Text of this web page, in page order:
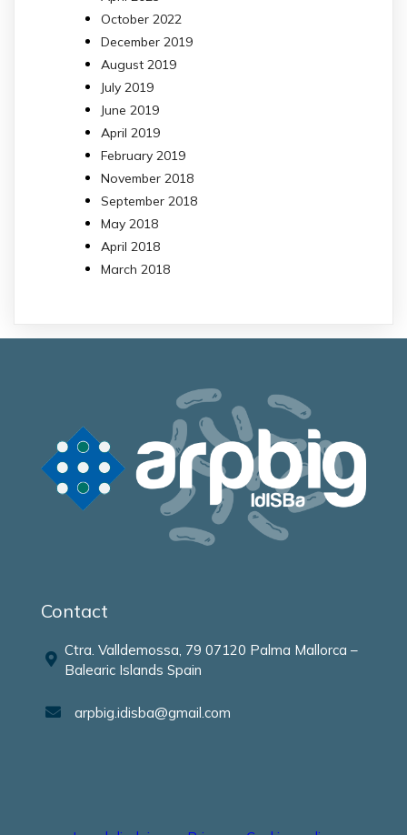
October 2022
December 2019
August 2019
July 2019
June 2019
April 2019
February 2019
November 2018
September 2018
May 2018
April 2018
March 2018
Contact
Ctra. Valldemossa, 79 07120 Palma Mallorca –
Balearic Islands Spain
arpbig.idisba@gmail.com